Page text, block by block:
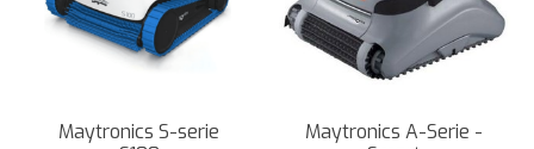
Maytronics S-serie
Maytronics A-Serie -